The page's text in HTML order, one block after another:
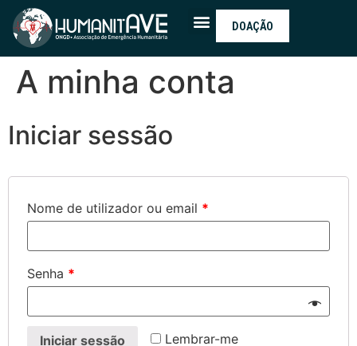
DOAÇÃO
A minha conta
Iniciar sessão
Nome de utilizador ou email *
Senha *
Lembrar-me
Iniciar sessão